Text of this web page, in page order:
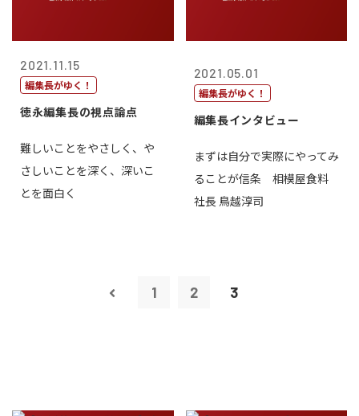
2021.11.15
編集長がゆく！
徳永編集長の視点論点
難しいことをやさしく、や
さしいことを深く、深いこ
とを面白く
2021.05.01
編集長がゆく！
編集長インタビュー
まずは自分で実際にやってみ
ることが信条 相模屋食料
社長 鳥越淳司
1 2 3